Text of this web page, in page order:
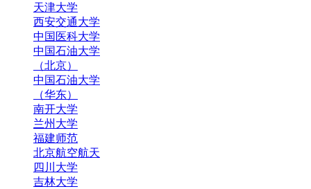
天津大学
西安交通大学
中国医科大学
中国石油大学
（北京）
中国石油大学
（华东）
南开大学
兰州大学
福建师范
北京航空航天
四川大学
吉林大学